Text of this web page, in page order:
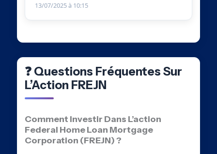
13/07/2025 à 10:15
❓ Questions Fréquentes Sur
L’Action FREJN
Comment Investir Dans L’action
Federal Home Loan Mortgage
Corporation (FREJN) ?